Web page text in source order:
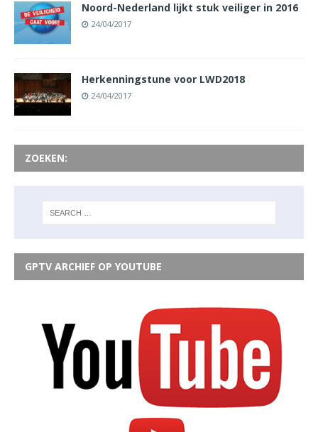
Noord-Nederland lijkt stuk veiliger in 2016
24/04/2017
Herkenningstune voor LWD2018
24/04/2017
ZOEKEN:
GPTV ARCHIEF OP YOUTUBE